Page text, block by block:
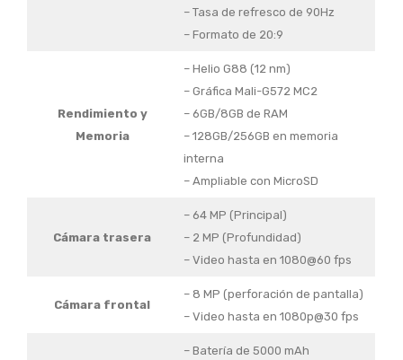
– Tasa de refresco de 90Hz
– Formato de 20:9
Rendimiento y
Memoria
– Helio G88 (12 nm)
– Gráfica Mali-G572 MC2
– 6GB/8GB de RAM
– 128GB/256GB en memoria
interna
– Ampliable con MicroSD
Cámara trasera
– 64 MP (Principal)
– 2 MP (Profundidad)
– Video hasta en 1080@60 fps
Cámara frontal
– 8 MP (perforación de pantalla)
– Video hasta en 1080p@30 fps
– Batería de 5000 mAh